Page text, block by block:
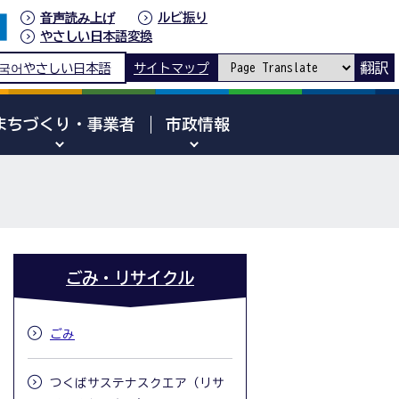
音声読み上げ
ルビ振り
やさしい日本語変換
어 やさしい日本語 サイトマップ 翻訳
ちづくり・事業者 市政情報
ごみ・リサイクル
ごみ
つくばサステナスクエア（リサ